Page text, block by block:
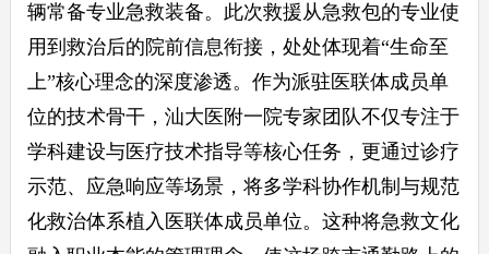
辆常备专业急救装备。此次救援从急救包的专业使
用到救治后的院前信息衔接，处处体现着“生命至
上”核心理念的深度渗透。作为派驻医联体成员单
位的技术骨干，汕大医附一院专家团队不仅专注于
学科建设与医疗技术指导等核心任务，更通过诊疗
示范、应急响应等场景，将多学科协作机制与规范
化救治体系植入医联体成员单位。这种将急救文化